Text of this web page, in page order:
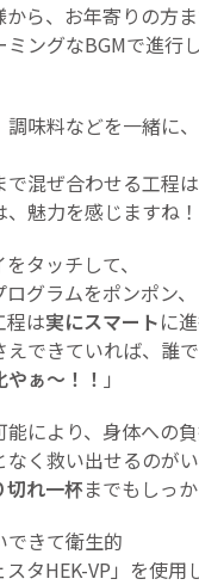
から、お年寄りの方
ングなBGMで進行
味料などを一緒に
で混ぜ合わせる工程
、魅力を感じますね！
タッチして、
グラムをポンポン
程は実にスマートに
できていれば、誰で
ぁ～！！ 」
により、身体への負
く救い出せるのが
切れ一杯までもしっ
できて衛生的
タHEK-VP」を使用